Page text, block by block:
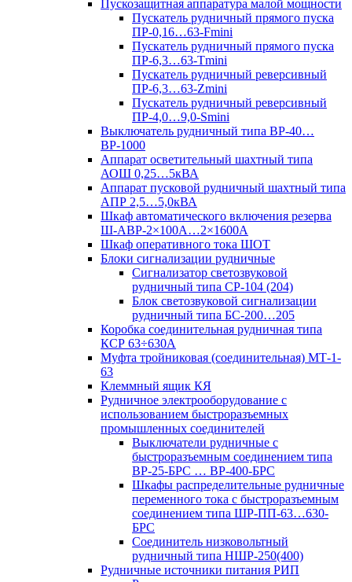
Пускозащитная аппаратура малой мощности
Пускатель рудничный прямого пуска
ПР-0,16…63-Fmini
Пускатель рудничный прямого пуска
ПР-6,3…63-Tmini
Пускатель рудничный реверсивный
ПР-6,3…63-Zmini
Пускатель рудничный реверсивный
ПР-4,0…9,0-Smini
Выключатель рудничный типа ВР-40…
ВР-1000
Аппарат осветительный шахтный типа
АОШ 0,25…5кВА
Аппарат пусковой рудничный шахтный типа
АПР 2,5…5,0кВА
Шкаф автоматического включения резерва
Ш-АВР-2×100А…2×1600А
Шкаф оперативного тока ШОТ
Блоки сигнализации рудничные
Сигнализатор светозвуковой
рудничный типа СР-104 (204)
Блок светозвуковой сигнализации
рудничный типа БС-200…205
Коробка соединительная рудничная типа
КСР 63÷630А
Муфта тройниковая (соединительная) МТ-1-
63
Клеммный ящик КЯ
Рудничное электрооборудование с
использованием быстроразъемных
промышленных соединителей
Выключатели рудничные с
быстроразъемным соединением типа
ВР-25-БРС … ВР-400-БРС
Шкафы распределительные рудничные
переменного тока с быстроразъемным
соединением типа ШР-ПП-63…630-
БРС
Соединитель низковольтный
рудничный типа НШР-250(400)
Рудничные источники питания РИП